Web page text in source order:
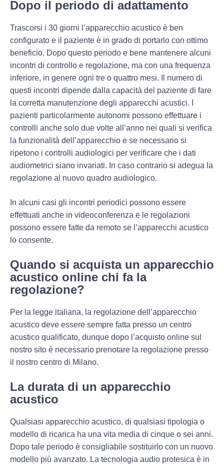
Dopo il periodo di adattamento
Trascorsi i 30 giorni l’apparecchio acustico è ben
configurato e il paziente è in grado di portarlo con ottimo
beneficio. Dopo questo periodo e bene mantenere alcuni
incontri di controllo e regolazione, ma con una frequenza
inferiore, in genere ogni tre o quattro mesi. Il numero di
questi incontri dipende dalla capacità del paziente di fare
la corretta manutenzione degli apparecchi acustici. I
pazienti particolarmente autonomi possono effettuare i
controlli anche solo due volte all’anno nei quali si verifica
la funzionalità dell’apparecchio e se necessario si
ripetono i controlli audiologici per verificare che i dati
audiometrici siano invariati. In caso contrario si adegua la
regolazione al nuovo quadro audiologico.
In alcuni casi gli incontri periodici possono essere
effettuati anche in videoconferenza e le regolazioni
possono essere fatte da remoto se l’apparecchi acustico
lo consente.
Quando si acquista un apparecchio
acustico online chi fa la
regolazione?
Per la legge italiana, la regolazione dell’apparecchio
acustico deve essere sempre fatta presso un centro
acustico qualificato, dunque dopo l’acquisto online sul
nostro sito è necessario prenotare la regolazione presso
il nostro centro di Milano.
La durata di un apparecchio
acustico
Qualsiasi apparecchio acustico, di qualsiasi tipologia o
modello di ricarica ha una vita media di cinque o sei anni.
Dopo tale periodo è consigliabile sostituirlo con un nuovo
modello più avanzato. La tecnologia audio protesica è in